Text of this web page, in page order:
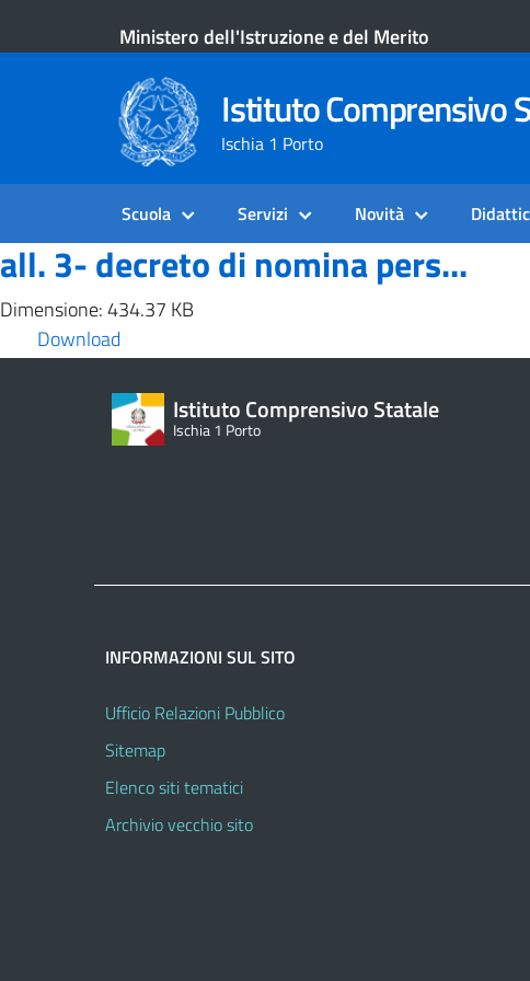
Ministero dell'Istruzione e del Merito
Istituto Comprensivo
Ischia 1 Porto
Scuola Servizi Novità
all. 3- decreto di nomina pers...
Dimensione: 434.37 KB
Download
Istituto Comprensivo Statale
Ischia 1 Porto
INFORMAZIONI SUL SITO
Ufficio Relazioni Pubblico
Sitemap
Elenco siti tematici
Archivio vecchio sito